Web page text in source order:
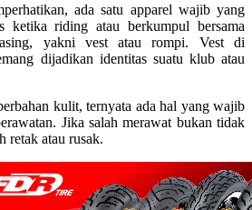
ada satu apparel wajib yang
ketika riding atau berkumpul bersama
yakni vest atau rompi. Vest di
dijadikan identitas suatu klub atau
kulit, ternyata ada hal yang wajib
Jika salah merawat bukan tidak
retak atau rusak.